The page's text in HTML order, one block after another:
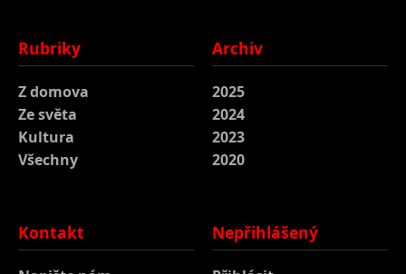
Rubriky
Z domova
Ze světa
Kultura
Všechny
Archiv
2025
2024
2023
2020
Kontakt Nepřihlášený